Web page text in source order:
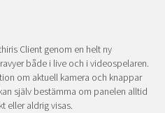
Client genom en helt ny
både i live och i videospelaren.
om aktuell kamera och knappar
själv bestämma om panelen alltid
eller aldrig visas.